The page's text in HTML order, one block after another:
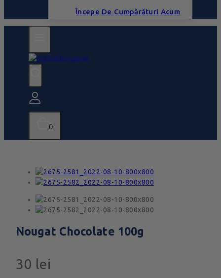
Începe De Cumpărături Acum
0
Nougat Chocolate 100g
30 lei